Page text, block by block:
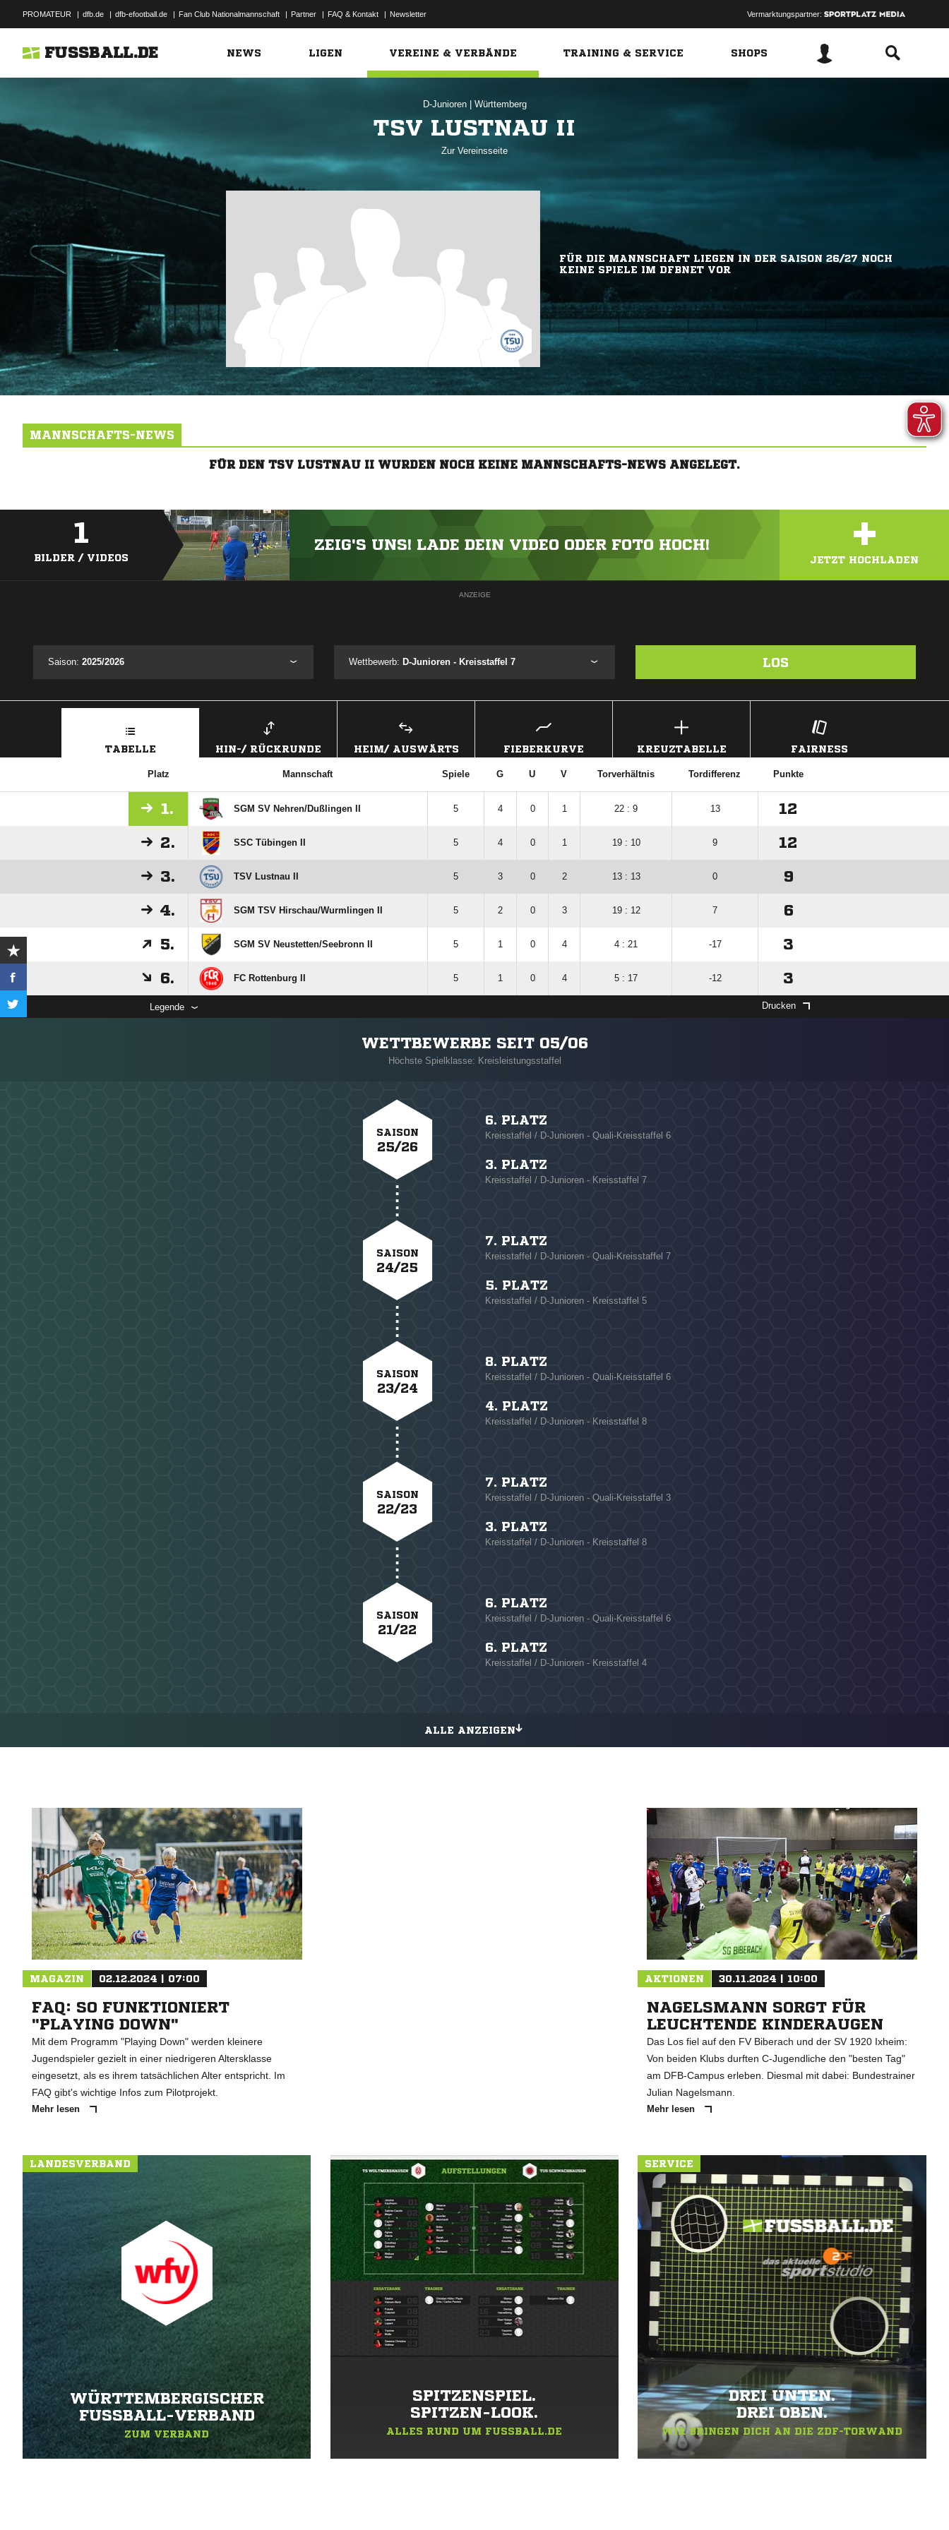
PROMATEUR | dfb.de | dfb-efootball.de | Fan Club Nationalmannschaft | Partner | FAQ & Kontakt | Newsletter Vermarktungspartner:
FUSSBALL.DE NEWS LIGEN VEREINE & VERBÄNDE TRAINING & SERVICE SHOPS
D-Junioren Württemberg
TSV LUSTNAU II
Zur Vereinsseite
FÜR DIE MANNSCHAFT LIEGEN IN DER SAISON 26/27 NOCH
KEINE SPIELE IM DFBNET VOR
MANNSCHAFTS-NEWS
FÜR DEN TSV LUSTNAU II WURDEN NOCH KEINE MANNSCHAFTS-NEWS ANGELEGT.
1
BILDER / VIDEOS
ZEIG'S UNS! LADE DEIN VIDEO ODER FOTO HOCH! +
JETZT HOCHLADEN
ANZEIGE
Saison: 2025/2026 Wettbewerb: D-Junioren - Kreisstaffel 7 LOS
TABELLE HIN-/ RÜCKRUNDE HEIM/ AUSWÄRTS FIEBERKURVE KREUZTABELLE FAIRNESS
Platz Mannschaft Spiele G U V Torverhältnis Tordifferenz Punkte
1. SGM SV Nehren/​Dußlingen II 5 4 0 1 22 : 9 13 12
2. SSC Tübingen II 5 4 0 1 19 : 10 9 12
3. TSV Lustnau II 5 3 0 2 13 : 13 0 9
4. SGM TSV Hirschau/​Wurmlingen II 5 2 0 3 19 : 12 7 6
5. SGM SV Neustetten/​Seebronn II 5 1 0 4 4 : 21 -17 3
6. FC Rottenburg II 5 1 0 4 5 : 17 -12 3
Legende Drucken
WETTBEWERBE SEIT 05/06
Höchste Spielklasse: Kreisleistungsstaffel
SAISON
25/26
6. PLATZ
Kreisstaffel / D-Junioren - Quali-Kreisstaffel 6
3. PLATZ
Kreisstaffel / D-Junioren - Kreisstaffel 7
SAISON
24/25
7. PLATZ
Kreisstaffel / D-Junioren - Quali-Kreisstaffel 7
5. PLATZ
Kreisstaffel / D-Junioren - Kreisstaffel 5
SAISON
23/24
8. PLATZ
Kreisstaffel / D-Junioren - Quali-Kreisstaffel 6
4. PLATZ
Kreisstaffel / D-Junioren - Kreisstaffel 8
SAISON
22/23
7. PLATZ
Kreisstaffel / D-Junioren - Quali-Kreisstaffel 3
3. PLATZ
Kreisstaffel / D-Junioren - Kreisstaffel 8
SAISON
21/22
6. PLATZ
Kreisstaffel / D-Junioren - Quali-Kreisstaffel 6
6. PLATZ
Kreisstaffel / D-Junioren - Kreisstaffel 4
ALLE ANZEIGEN
MAGAZIN 02.12.2024 | 07:00
FAQ: SO FUNKTIONIERT
"PLAYING DOWN"
Mit dem Programm "Playing Down" werden kleinere
Jugendspieler gezielt in einer niedrigeren Altersklasse
eingesetzt, als es ihrem tatsächlichen Alter entspricht. Im
FAQ gibt's wichtige Infos zum Pilotprojekt.
Mehr lesen
AKTIONEN 30.11.2024 | 10:00
NAGELSMANN SORGT FÜR
LEUCHTENDE KINDERAUGEN
Das Los fiel auf den FV Biberach und der SV 1920 Ixheim:
Von beiden Klubs durften C-Jugendliche den "besten Tag"
am DFB-Campus erleben. Diesmal mit dabei: Bundestrainer
Julian Nagelsmann.
Mehr lesen
LANDESVERBAND
WÜRTTEMBERGISCHER
FUSSBALL-VERBAND
ZUM VERBAND
SPITZENSPIEL.
SPITZEN-LOOK.
ALLES RUND UM FUSSBALL.DE
SERVICE
DREI UNTEN.
DREI OBEN.
WIR BRINGEN DICH AN DIE ZDF-TORWAND